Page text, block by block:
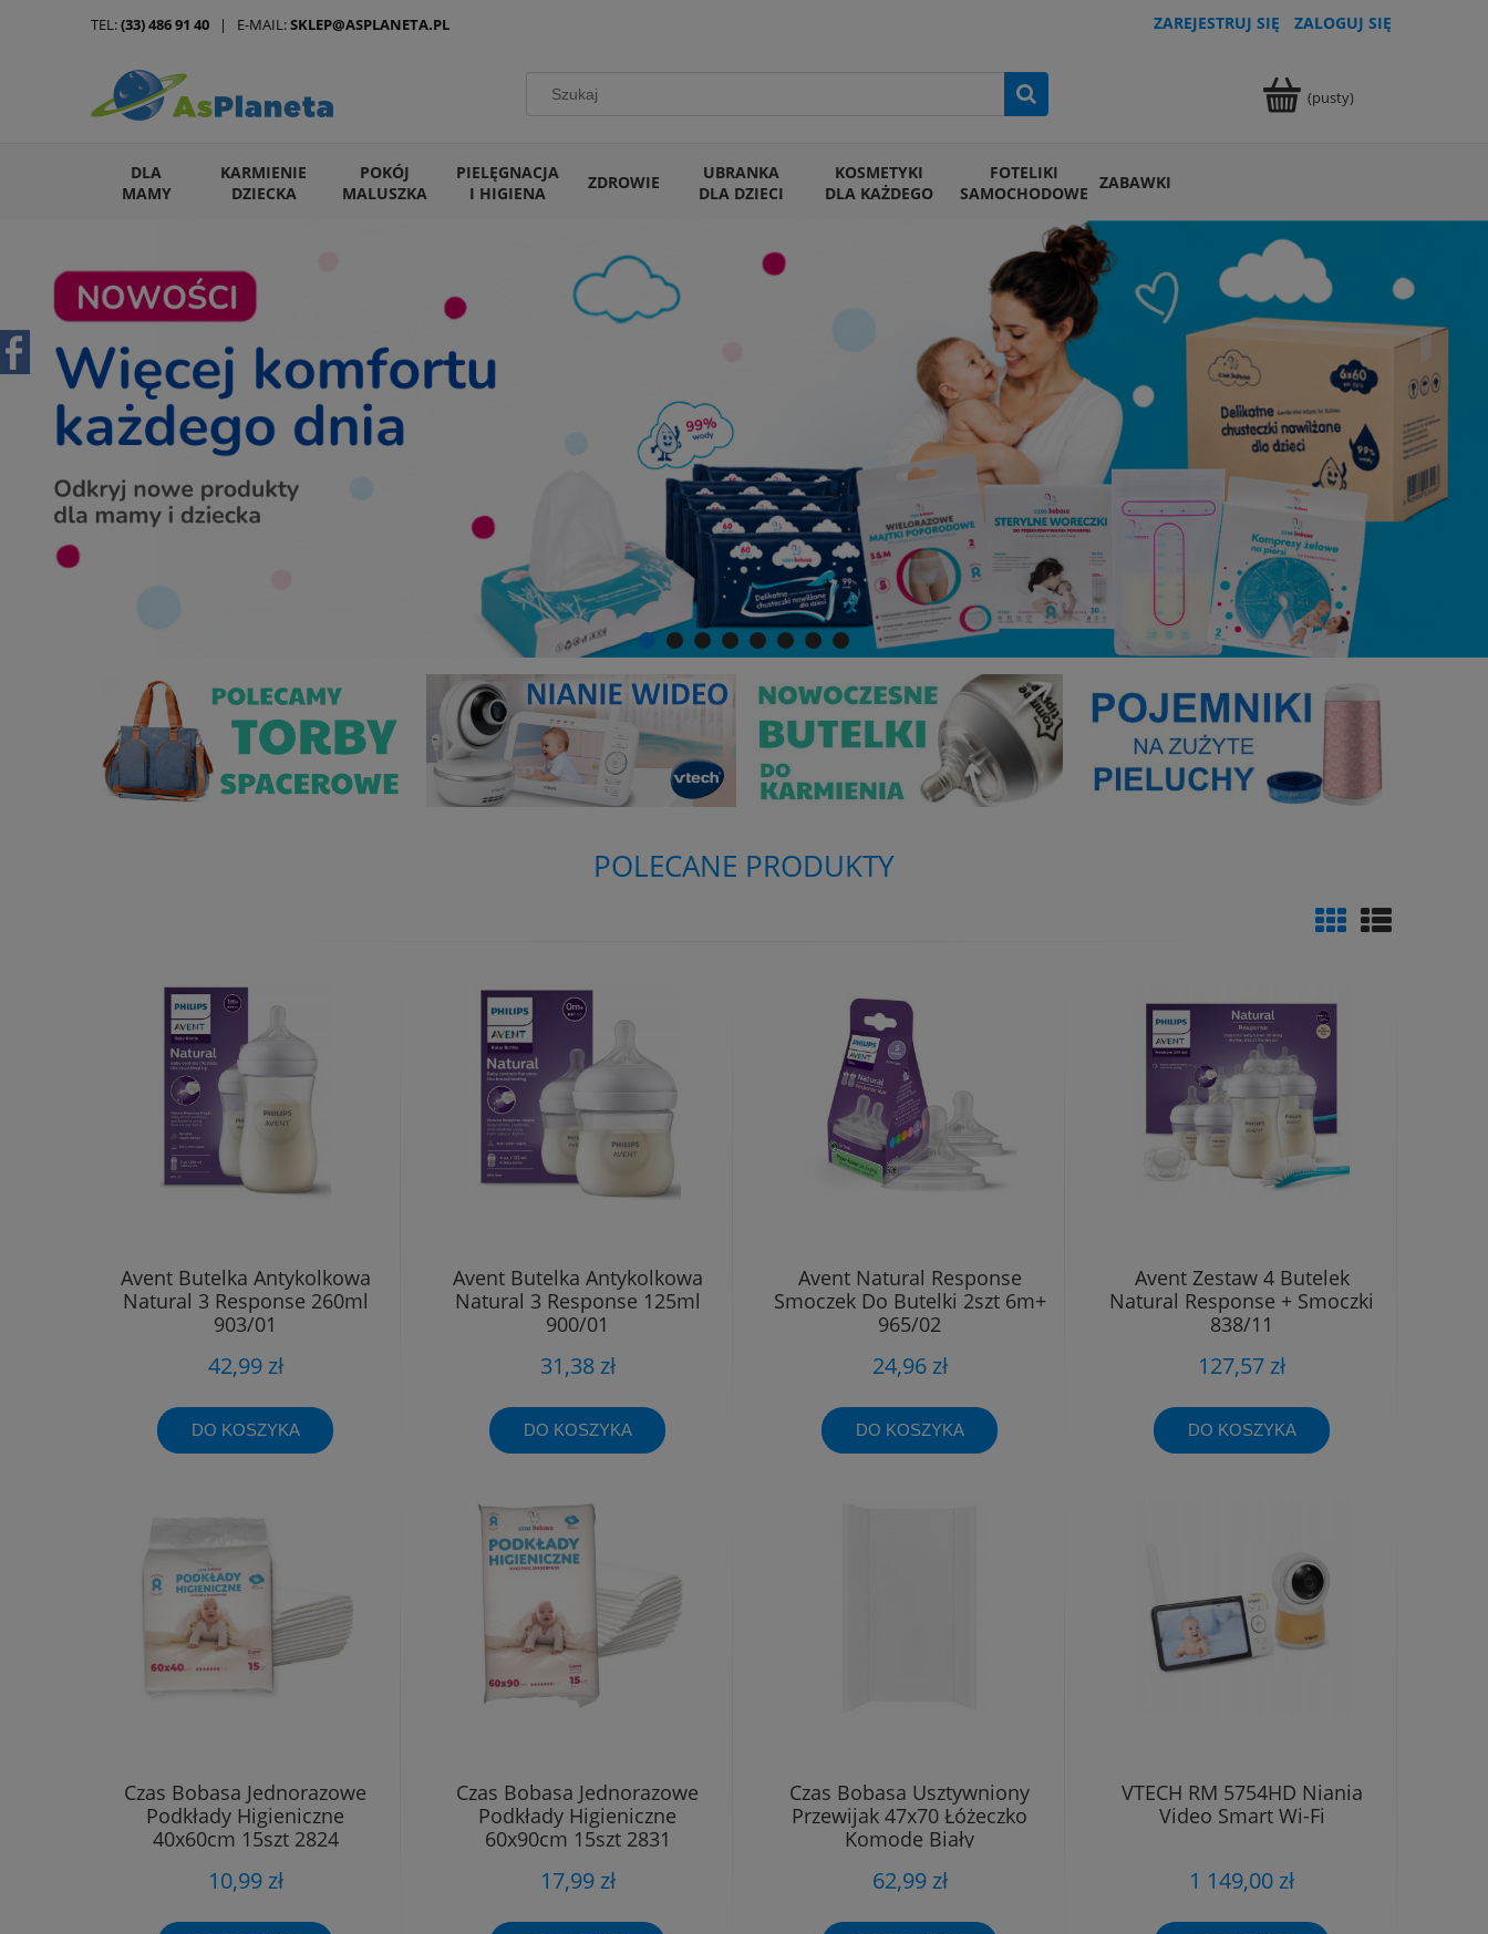
ZAREJESTRUJ SIĘ ZALOGUJ SIĘ
(pusty)
DLA
MAMY
KARMIENIE
DZIECKA
POKÓJ
MALUSZKA
PIELĘGNACJA
I HIGIENA
ZDROWIE
UBRANKA
DLA DZIECI
KOSMETYKI
DLA KAŻDEGO
FOTELIKI
SAMOCHODOWE ZABAWKI
TEL:(33) 486 91 40 | E-MAIL:SKLEP@ASPLANETA.PL
POLECANE PRODUKTY
Avent Butelka Antykolkowa
Natural 3 Response 260ml
903/01
42,99 zł
DO KOSZYKA
Avent Butelka Antykolkowa
Natural 3 Response 125ml
900/01
31,38 zł
DO KOSZYKA
Avent Natural Response
Smoczek Do Butelki 2szt 6m+
965/02
24,96 zł
DO KOSZYKA
Avent Zestaw 4 Butelek
Natural Response + Smoczki
838/11
127,57 zł
DO KOSZYKA
Czas Bobasa Jednorazowe
Podkłady Higieniczne
40x60cm 15szt 2824
10,99 zł
Czas Bobasa Jednorazowe
Podkłady Higieniczne
60x90cm 15szt 2831
17,99 zł
Czas Bobasa Usztywniony
Przewijak 47x70 Łóżeczko
Komodę Biały
62,99 zł
VTECH RM 5754HD Niania
Video Smart Wi-Fi
1 149,00 zł